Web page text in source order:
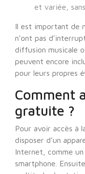
et variée,
Il est important de
n’ont pas
diffusion musicale
peuvent encore
pour leurs propres
Comment
gratuite ?
Pour avoir accès à
disposer d’un
Internet, comme
smartphone.